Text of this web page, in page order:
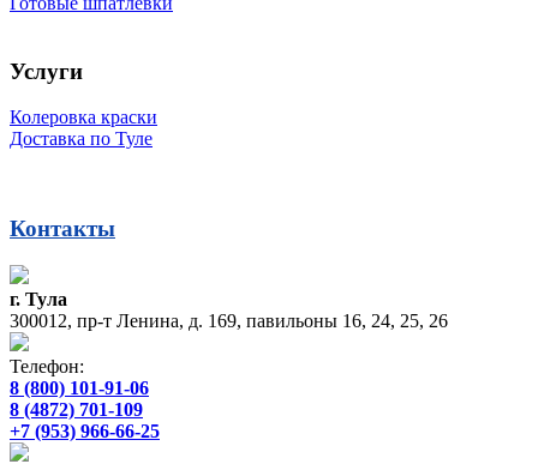
Услуги
Колеровка краски
Доставка по Туле
Контакты
г. Тула
300012, пр-т Ленина, д. 169, павильоны 16, 24, 25, 26
Телефон:
8 (800) 101-91-06
8 (4872) 701-109
+7 (953) 966-66-25